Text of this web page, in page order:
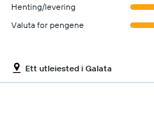
Henting/levering
Valuta for pengene
Ett utleiested i Galata